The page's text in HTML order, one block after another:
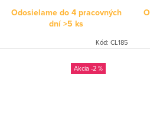
Odosielame do 4 pracovných
dní>5 ks
Kód: CL185
-2 %